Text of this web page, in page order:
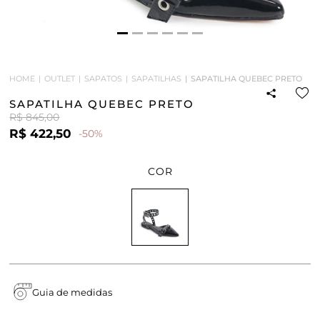
HOME OUTLET SAPATOS SAPATILHAS SAPATILHA QUEBEC PRETO
SAPATILHA QUEBEC PRETO
R$ 845,00
R$ 422,50 -50%
COR
Guia de medidas